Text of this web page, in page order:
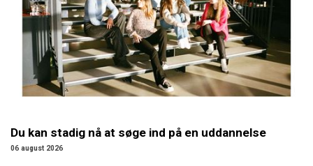
Du kan stadig nå at søge ind på en uddannelse
06 august 2026